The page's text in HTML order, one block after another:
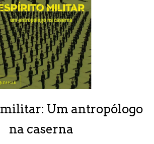
Um antropólogo
na caserna